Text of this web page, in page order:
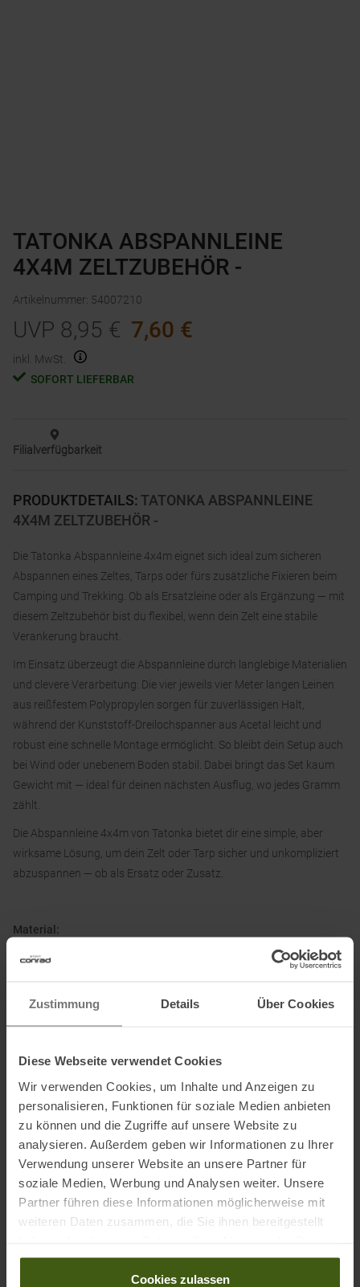
Zustimmung Details Über Cookies
Diese Webseite verwendet Cookies
Wir verwenden Cookies, um Inhalte und Anzeigen zu
personalisieren, Funktionen für soziale Medien anbieten
zu können und die Zugriffe auf unsere Website zu
analysieren. Außerdem geben wir Informationen zu Ihrer
Verwendung unserer Website an unsere Partner für
soziale Medien, Werbung und Analysen weiter. Unsere
Partner führen diese Informationen möglicherweise mit
weiteren Daten zusammen, die Sie ihnen bereitgestellt
gesammelt haben.
Cookies zulassen
PRODUKTDETAILS:TATONKA ABSPANNLEINE
4X4M ZELTZUBEHÖR -
Die Tatonka Abspannleine 4x4m eignet sich ideal zum sicheren
Abspannen eines Zeltes, Tarps oder fürs zusätzliche Fixieren beim
Camping und Trekking. Ob als Ersatzleine oder als Ergänzung — mit
diesem Zeltzubehör bist du flexibel, wenn dein Zelt eine stabile
Verankerung braucht.
Im Einsatz überzeugt die Abspannleine durch langlebige Materialien
und clevere Verarbeitung: Die vier jeweils vier Meter langen Leinen
aus reißfestem Polypropylen sorgen für zuverlässigen Halt,
während der Kunststoff-Dreilochspanner aus Acetal leicht und
robust eine schnelle Montage ermöglicht. So bleibt dein Setup auch
bei Wind oder unebenem Boden stabil. Dabei bringt das Set kaum
Gewicht mit — ideal für deinen nächsten Ausflug, wo jedes Gramm
zählt.
Die Abspannleine 4x4m von Tatonka bietet dir eine simple, aber
wirksame Lösung, um dein Zelt oder Tarp sicher und unkompliziert
abzuspannen — ob als Ersatz oder Zusatz.
Material:
Postanschrift des Herstellers:Robert-Bosch-Str. 3, 86453 Dasing,
DE
Elektronische Adresse des Herstellers:info@tatonka.com
Ausgezeichnet mit
TATONKA ABSPANNLEINE
4X4M ZELTZUBEHÖR -
Artikelnummer: 54007210
UVP 8,95 € 7,60 €
inkl. MwSt.
SOFORT LIEFERBAR
Filialverfügbarkeit